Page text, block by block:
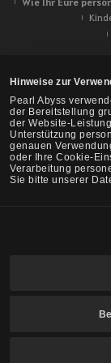
Hinweise zur
Pearl Abyss
der Bereitstellung
der Website-
Unterstützung
genauen
oder Ihre Cookie-
Verarbeitung
Sie bitte unserer